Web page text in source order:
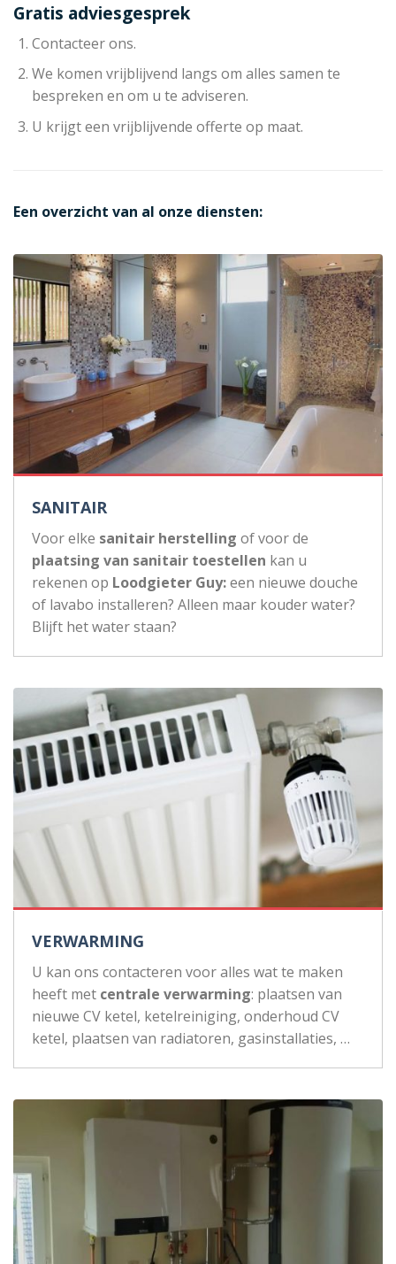
Gratis adviesgesprek
Contacteer ons.
We komen vrijblijvend langs om alles samen te
bespreken en om u te adviseren.
U krijgt een vrijblijvende offerte op maat.
Een overzicht van al onze diensten:
SANITAIR
Voor elke sanitair herstelling of voor de
plaatsing van sanitair toestellen kan u
rekenen op Loodgieter Guy:een nieuwe douche
of lavabo installeren? Alleen maar kouder water?
Blijft het water staan?
VERWARMING
U kan ons contacteren voor alles wat te maken
heeft met centrale verwarming: plaatsen van
nieuwe CV ketel, ketelreiniging, onderhoud CV
ketel, plaatsen van radiatoren, gasinstallaties, …